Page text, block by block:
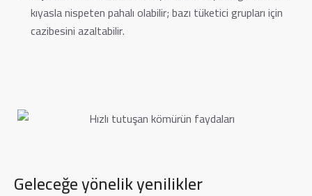
kıyasla nispeten pahalı olabilir; bazı tüketici grupları için
cazibesini azaltabilir.
Geleceğe yönelik yenilikler